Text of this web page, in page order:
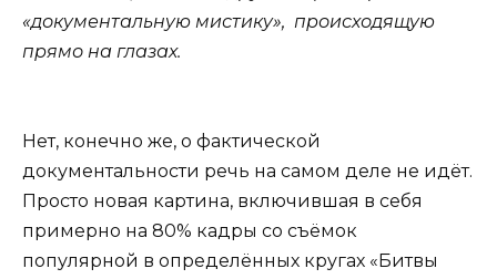
«документальную мистику», происходящую
прямо на глазах.
Нет, конечно же, о фактической
документальности речь на самом деле не идёт.
Просто новая картина, включившая в себя
примерно на 80% кадры со съёмок
популярной в определённых кругах «Битвы